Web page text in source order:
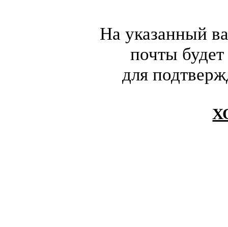
На указанный
почты
для